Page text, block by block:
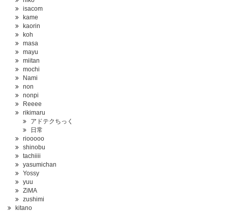
isacom
kame
kaorin
koh
masa
mayu
miitan
mochi
Nami
non
nonpi
Reeee
rikimaru
アドテクちっく
日常
riooooo
shinobu
tachiiii
yasumichan
Yossy
yuu
ZiMA
zushimi
kitano